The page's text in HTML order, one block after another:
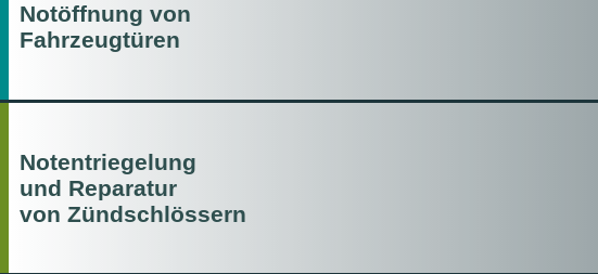
Notöffnung von
Fahrzeugtüren
Notentriegelung
und Reparatur
von Zündschlössern